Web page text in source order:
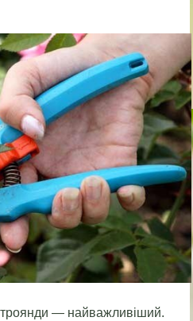
троянди — найважливіший.